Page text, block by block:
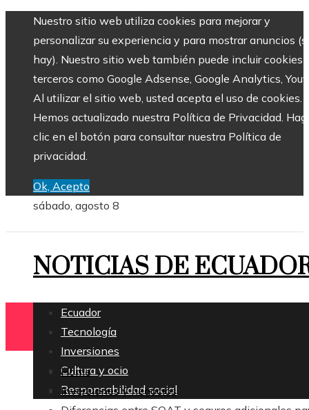
Nuestro sitio web utiliza cookies para mejorar y
personalizar su experiencia y para mostrar anuncios
hay). Nuestro sitio web también puede incluir cookies
terceros como Google Adsense, Google Analytics,
Al utilizar el sitio web, usted acepta el uso de cookies.
Hemos actualizado nuestra Política de Privacidad.
clic en el botón para consultar nuestra Política de
privacidad.
Ok, Acepto
sábado, agosto 8
NOTICIAS DE
Ecuador
Tecnología
Inversiones
Cultura y ocio
Responsabilidad social
Home
Inversiones y negocios